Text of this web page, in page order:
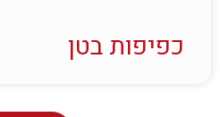
כפיפות בטן